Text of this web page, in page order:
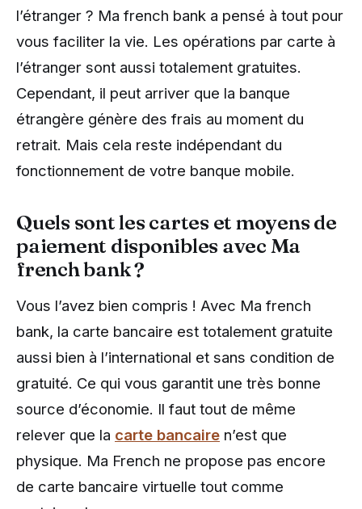
l’étranger ? Ma french bank a pensé à tout pour
vous faciliter la vie. Les opérations par carte à
l’étranger sont aussi totalement gratuites.
Cependant, il peut arriver que la banque
étrangère génère des frais au moment du
retrait. Mais cela reste indépendant du
fonctionnement de votre banque mobile.
Quels sont les cartes et moyens de
paiement disponibles avec Ma
french bank ?
Vous l’avez bien compris ! Avec Ma french
bank, la carte bancaire est totalement gratuite
aussi bien à l’international et sans condition de
gratuité. Ce qui vous garantit une très bonne
source d’économie. Il faut tout de même
relever que la carte bancaire n’est que
physique. Ma French ne propose pas encore
de carte bancaire virtuelle tout comme